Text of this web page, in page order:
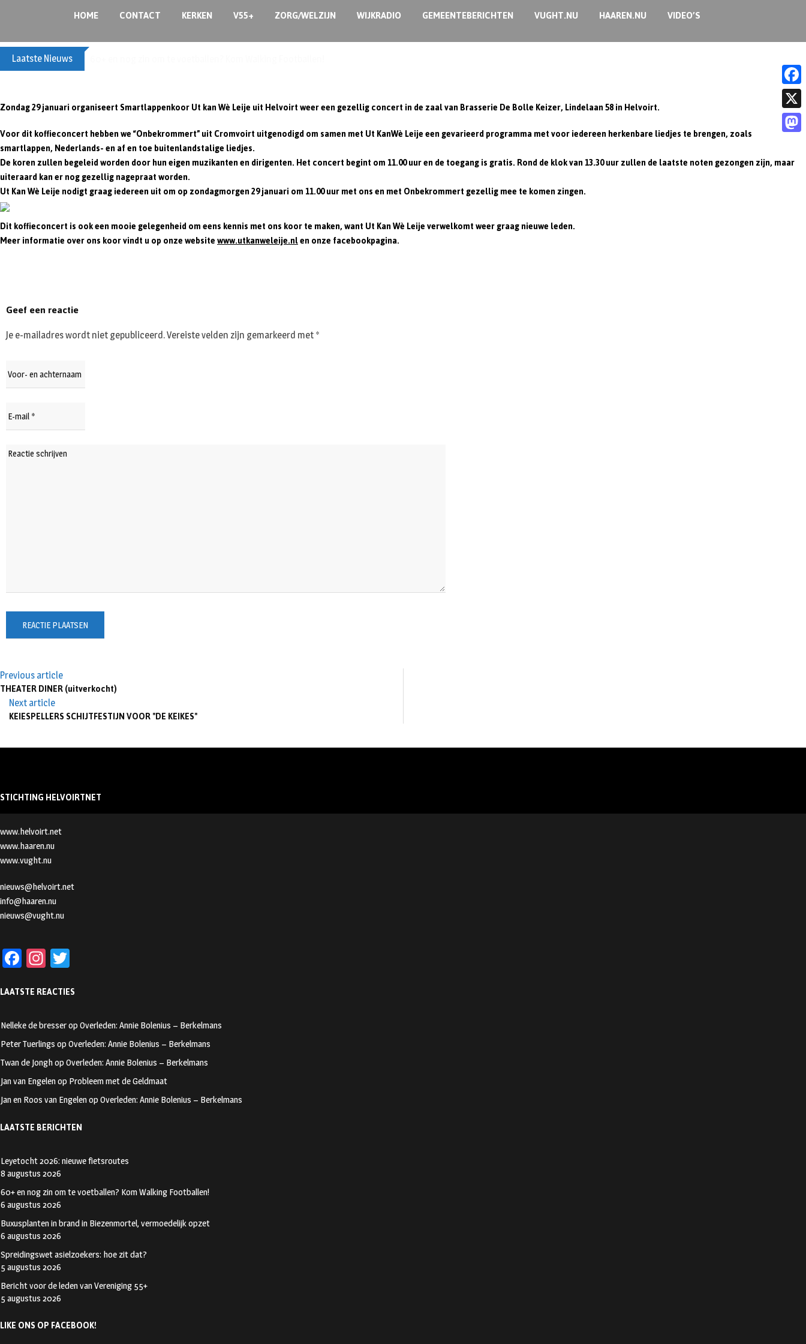
HOME CONTACT KERKEN V55+ ZORG/WELZIJN WIJKRADIO GEMEENTEBERICHTEN VUGHT.NU HAAREN.NU VIDEO’S
Laatste Nieuws
Zondag 29 januari organiseert Smartlappenkoor Ut kan Wè Leije uit Helvoirt weer een gezellig concert in de zaal van Brasserie De Bolle Keizer, Lindelaan 58 in Helvoirt.
Voor dit koffieconcert hebben we “Onbekrommert” uit Cromvoirt uitgenodigd om samen met Ut KanWè Leije een gevarieerd programma met voor iedereen herkenbare liedjes te brengen, zoals
smartlappen, Nederlands- en af en toe buitenlandstalige liedjes.
De koren zullen begeleid worden door hun eigen muzikanten en dirigenten. Het concert begint om 11.00 uur en de toegang is gratis. Rond de klok van 13.30 uur zullen de laatste noten gezongen zijn, maar
uiteraard kan er nog gezellig nagepraat worden.
Ut Kan Wè Leije nodigt graag iedereen uit om op zondagmorgen 29 januari om 11.00 uur met ons en met Onbekrommert gezellig mee te komen zingen.
Dit koffieconcert is ook een mooie gelegenheid om eens kennis met ons koor te maken, want Ut Kan Wè Leije verwelkomt weer graag nieuwe leden.
Meer informatie over ons koor vindt u op onze websitewww.utkanweleije.nlen onze facebookpagina.
Previous article
THEATER DINER (uitverkocht)
Next article
KEIESPELLERS SCHIJTFESTIJN VOOR "DE KEIKES"
Geef een reactie
Je e-mailadres wordt niet gepubliceerd.Vereiste velden zijn gemarkeerd met *
STICHTING HELVOIRTNET
www.helvoirt.net
www.haaren.nu
www.vught.nu
nieuws@helvoirt.net
info@haaren.nu
nieuws@vught.nu
Fa
b
oo
k
In
ag
m
tt
LAATSTE REACTIES
Nelleke de bresserop Overleden: Annie Bolenius – Berkelmans
Peter Tuerlings op Overleden: Annie Bolenius – Berkelmans
Twan de Jonghop Overleden: Annie Bolenius – Berkelmans
Jan van Engelenop Probleem met de Geldmaat
Jan en Roos van Engelenop Overleden: Annie Bolenius – Berkelmans
LAATSTE BERICHTEN
Leyetocht 2026: nieuwe fietsroutes
8 augustus 2026
60+ en nog zin om te voetballen? Kom Walking Footballen!
6 augustus 2026
Buxusplanten in brand in Biezenmortel, vermoedelijk opzet
6 augustus 2026
Spreidingswet asielzoekers: hoe zit dat?
5 augustus 2026
Bericht voor de leden van Vereniging 55+
5 augustus 2026
LIKE ONS OP FACEBOOK!
F
a
c
X
a